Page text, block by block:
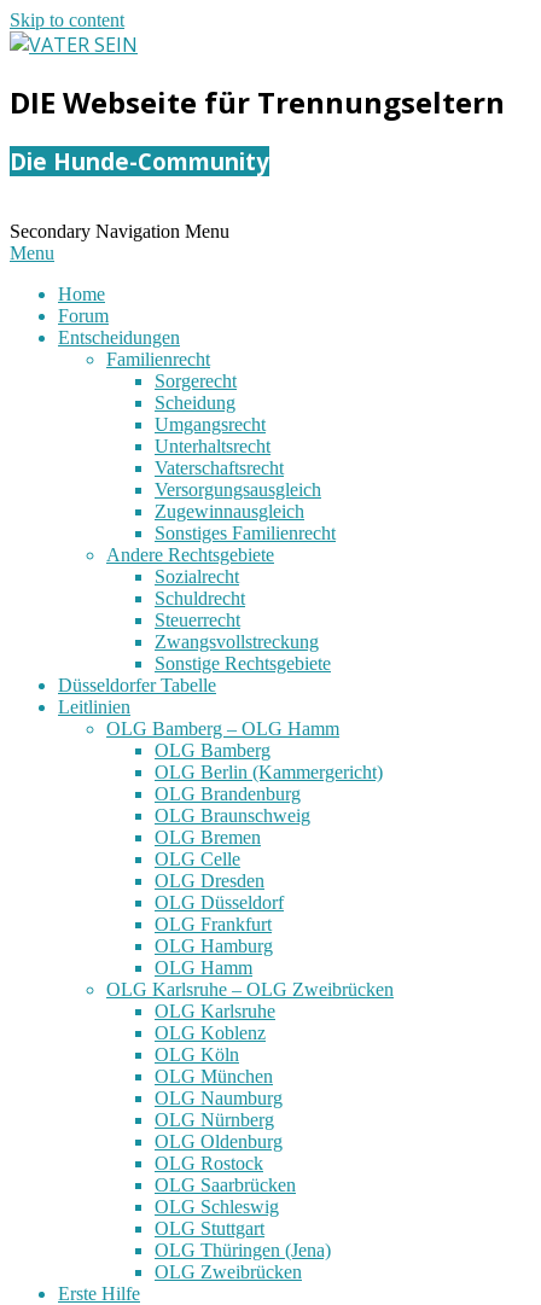
Skip to content
SEIN
DIE Webseite für Trennungseltern
Die Hunde-Community
Secondary Navigation Menu
Menu
Home
Forum
Entscheidungen
Familienrecht
Sorgerecht
Scheidung
Umgangsrecht
Unterhaltsrecht
Vaterschaftsrecht
Versorgungsausgleich
Zugewinnausgleich
Sonstiges Familienrecht
Andere Rechtsgebiete
Sozialrecht
Schuldrecht
Steuerrecht
Zwangsvollstreckung
Sonstige Rechtsgebiete
Düsseldorfer Tabelle
Leitlinien
OLG Bamberg – OLG Hamm
OLG Bamberg
OLG Berlin (Kammergericht)
OLG Brandenburg
OLG Braunschweig
OLG Bremen
OLG Celle
OLG Dresden
OLG Düsseldorf
OLG Frankfurt
OLG Hamburg
OLG Hamm
OLG Karlsruhe – OLG Zweibrücken
OLG Karlsruhe
OLG Koblenz
OLG Köln
OLG München
OLG Naumburg
OLG Nürnberg
OLG Oldenburg
OLG Rostock
OLG Saarbrücken
OLG Schleswig
OLG Stuttgart
OLG Thüringen (Jena)
OLG Zweibrücken
Erste Hilfe